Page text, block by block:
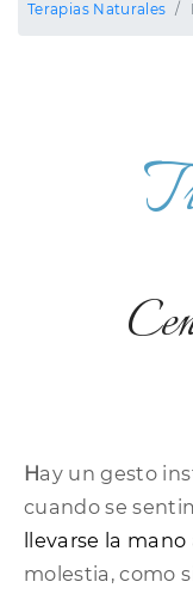
Terapias Naturales
Hay un gesto
cuando se
llevarse la mano
molestia, como